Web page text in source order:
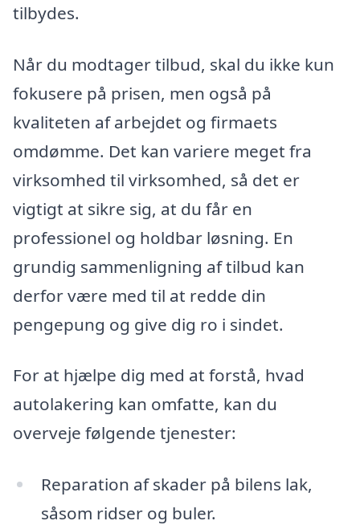
tilbydes.
Når du modtager tilbud, skal du ikke kun
fokusere på prisen, men også på
kvaliteten af arbejdet og firmaets
omdømme. Det kan variere meget fra
virksomhed til virksomhed, så det er
vigtigt at sikre sig, at du får en
professionel og holdbar løsning. En
grundig sammenligning af tilbud kan
derfor være med til at redde din
pengepung og give dig ro i sindet.
For at hjælpe dig med at forstå, hvad
autolakering kan omfatte, kan du
overveje følgende tjenester:
Reparation af skader på bilens lak,
såsom ridser og buler.